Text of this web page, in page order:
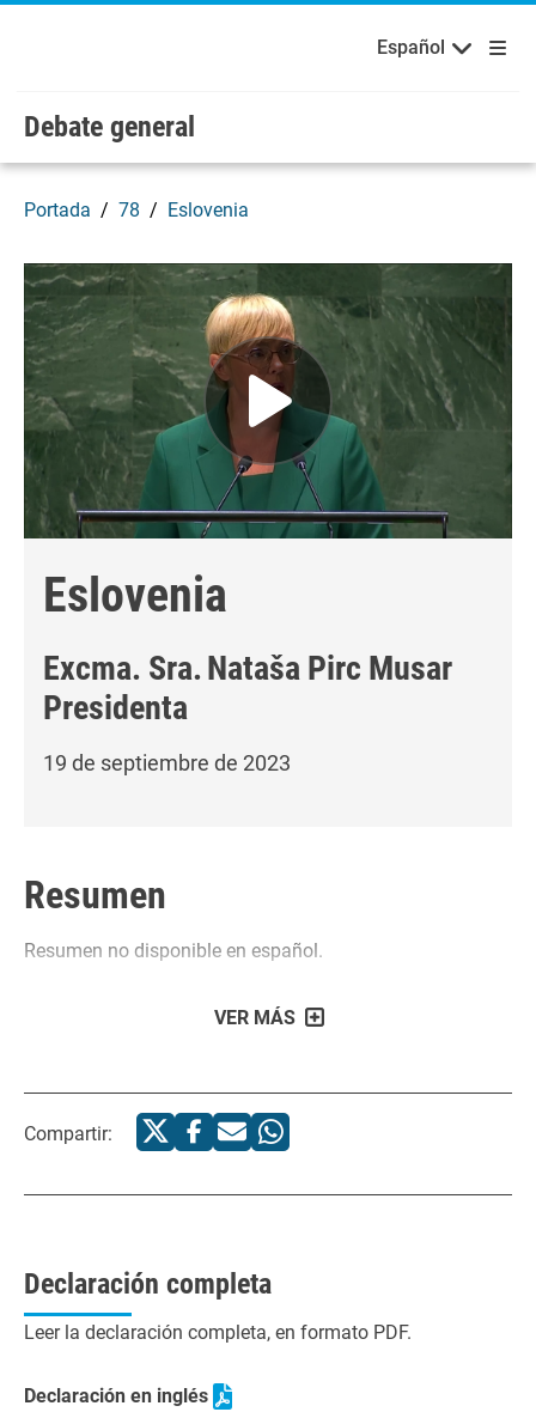
Skip to main content / navigation
Bienvenidos a las Naciones Unidas
Español
Debate general
Portada 78 Eslovenia
Eslovenia
Excma. Sra.Nataša Pirc Musar
Presidenta
19 de septiembre de 2023
Resumen
Resumen no disponible en español.
VER MÁS
Compartir:
Declaración completa
Leer la declaración completa, en formato PDF.
Declaración en inglés